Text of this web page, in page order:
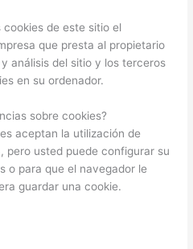
de este sitio el
que presta al propietario
análisis del sitio y los terceros
en su ordenador.
sobre cookies?
aceptan la utilización de
pero usted puede configurar su
o para que el navegador le
guardar una cookie.